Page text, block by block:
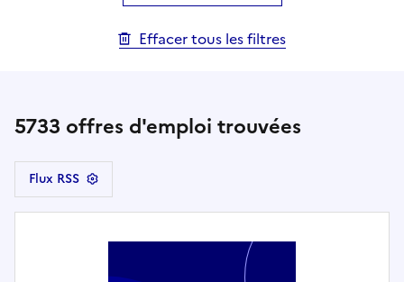
Effacer tous les filtres
5733 offres d'emploi trouvées
Flux RSS